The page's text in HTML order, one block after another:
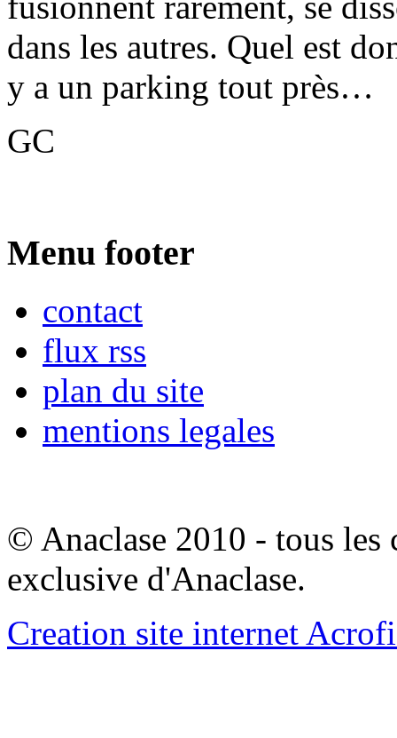
dans les autres. Quel est
y a un parking tout près…
GC
Menu footer
contact
flux rss
plan du site
mentions legales
© Anaclase 2010 - tous les
exclusive d'Anaclase.
Creation site internet